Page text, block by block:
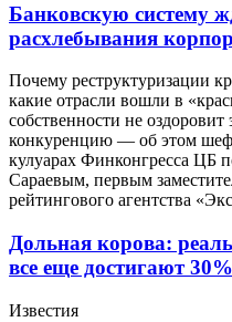
Банковскую систему
расхлебывания
Почему реструктуризации
какие отрасли вошли в
собственности не
конкуренцию — об этом
кулуарах Финконгресса ЦБ
Сараевым, первым
рейтингового агентства
Дольная корова:
все еще достигают
Известия